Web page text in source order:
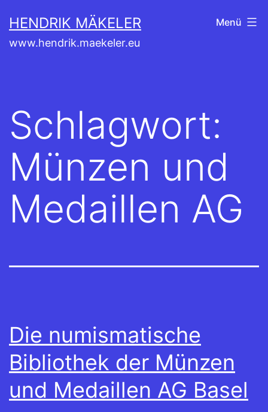
Inhalt
springen
HENDRIK MÄKELER
www.hendrik.maekeler.eu
Menü
Schlagwort:
Münzen und
Medaillen AG
Die numismatische
Bibliothek der Münzen
und Medaillen AG Basel